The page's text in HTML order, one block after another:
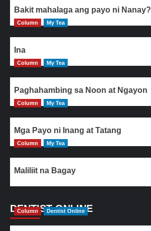
Bakit mahalaga ang payo ni Nanay?
Column My Tea
Ina
Column My Tea
Paghahambing sa Noon at Ngayon
Column My Tea
Mga Payo ni Inang at Tatang
Column My Tea
Maliliit na Bagay
DENTIST ONLINE
Column Dentist Online